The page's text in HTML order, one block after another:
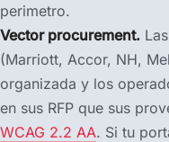
perimetro.
Vector procurement.
(Marriott, Accor, NH,
organizada y los
en sus RFP que sus
WCAG 2.2 AA. Si tu